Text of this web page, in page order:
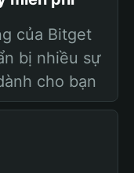
của Bitget
bị nhiều sự
cho bạn